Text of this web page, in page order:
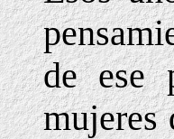
de ese
mujeres